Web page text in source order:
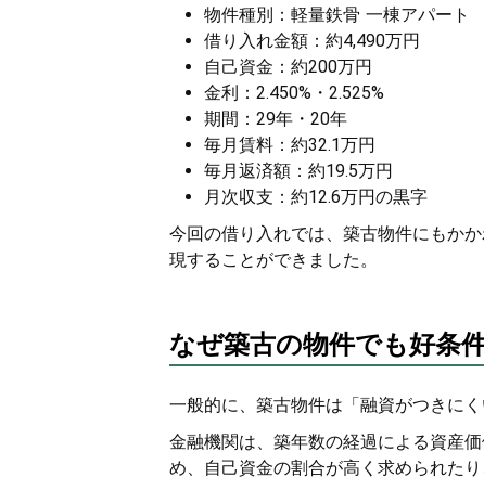
物件種別：軽量鉄骨 一棟アパート
借り入れ金額：約4,490万円
自己資金：約200万円
金利：2.450%・2.525%
期間：29年・20年
毎月賃料：約32.1万円
毎月返済額：約19.5万円
月次収支：約12.6万円の黒字
今回の借り入れでは、築古物件にもか
現することができました。
なぜ築古の物件でも好条
一般的に、築古物件は「融資がつきに
金融機関は、築年数の経過による資産
め、自己資金の割合が高く求められた